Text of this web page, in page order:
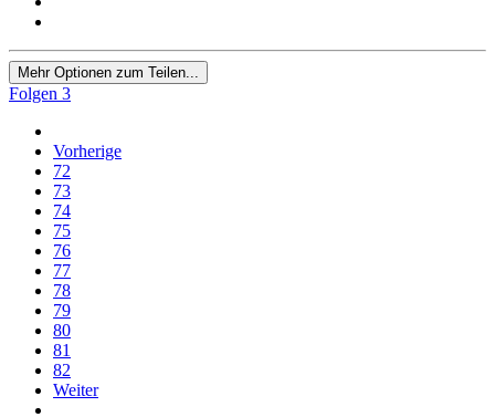
Mehr Optionen zum Teilen...
Folgen 3
Vorherige
72
73
74
75
76
77
78
79
80
81
82
Weiter